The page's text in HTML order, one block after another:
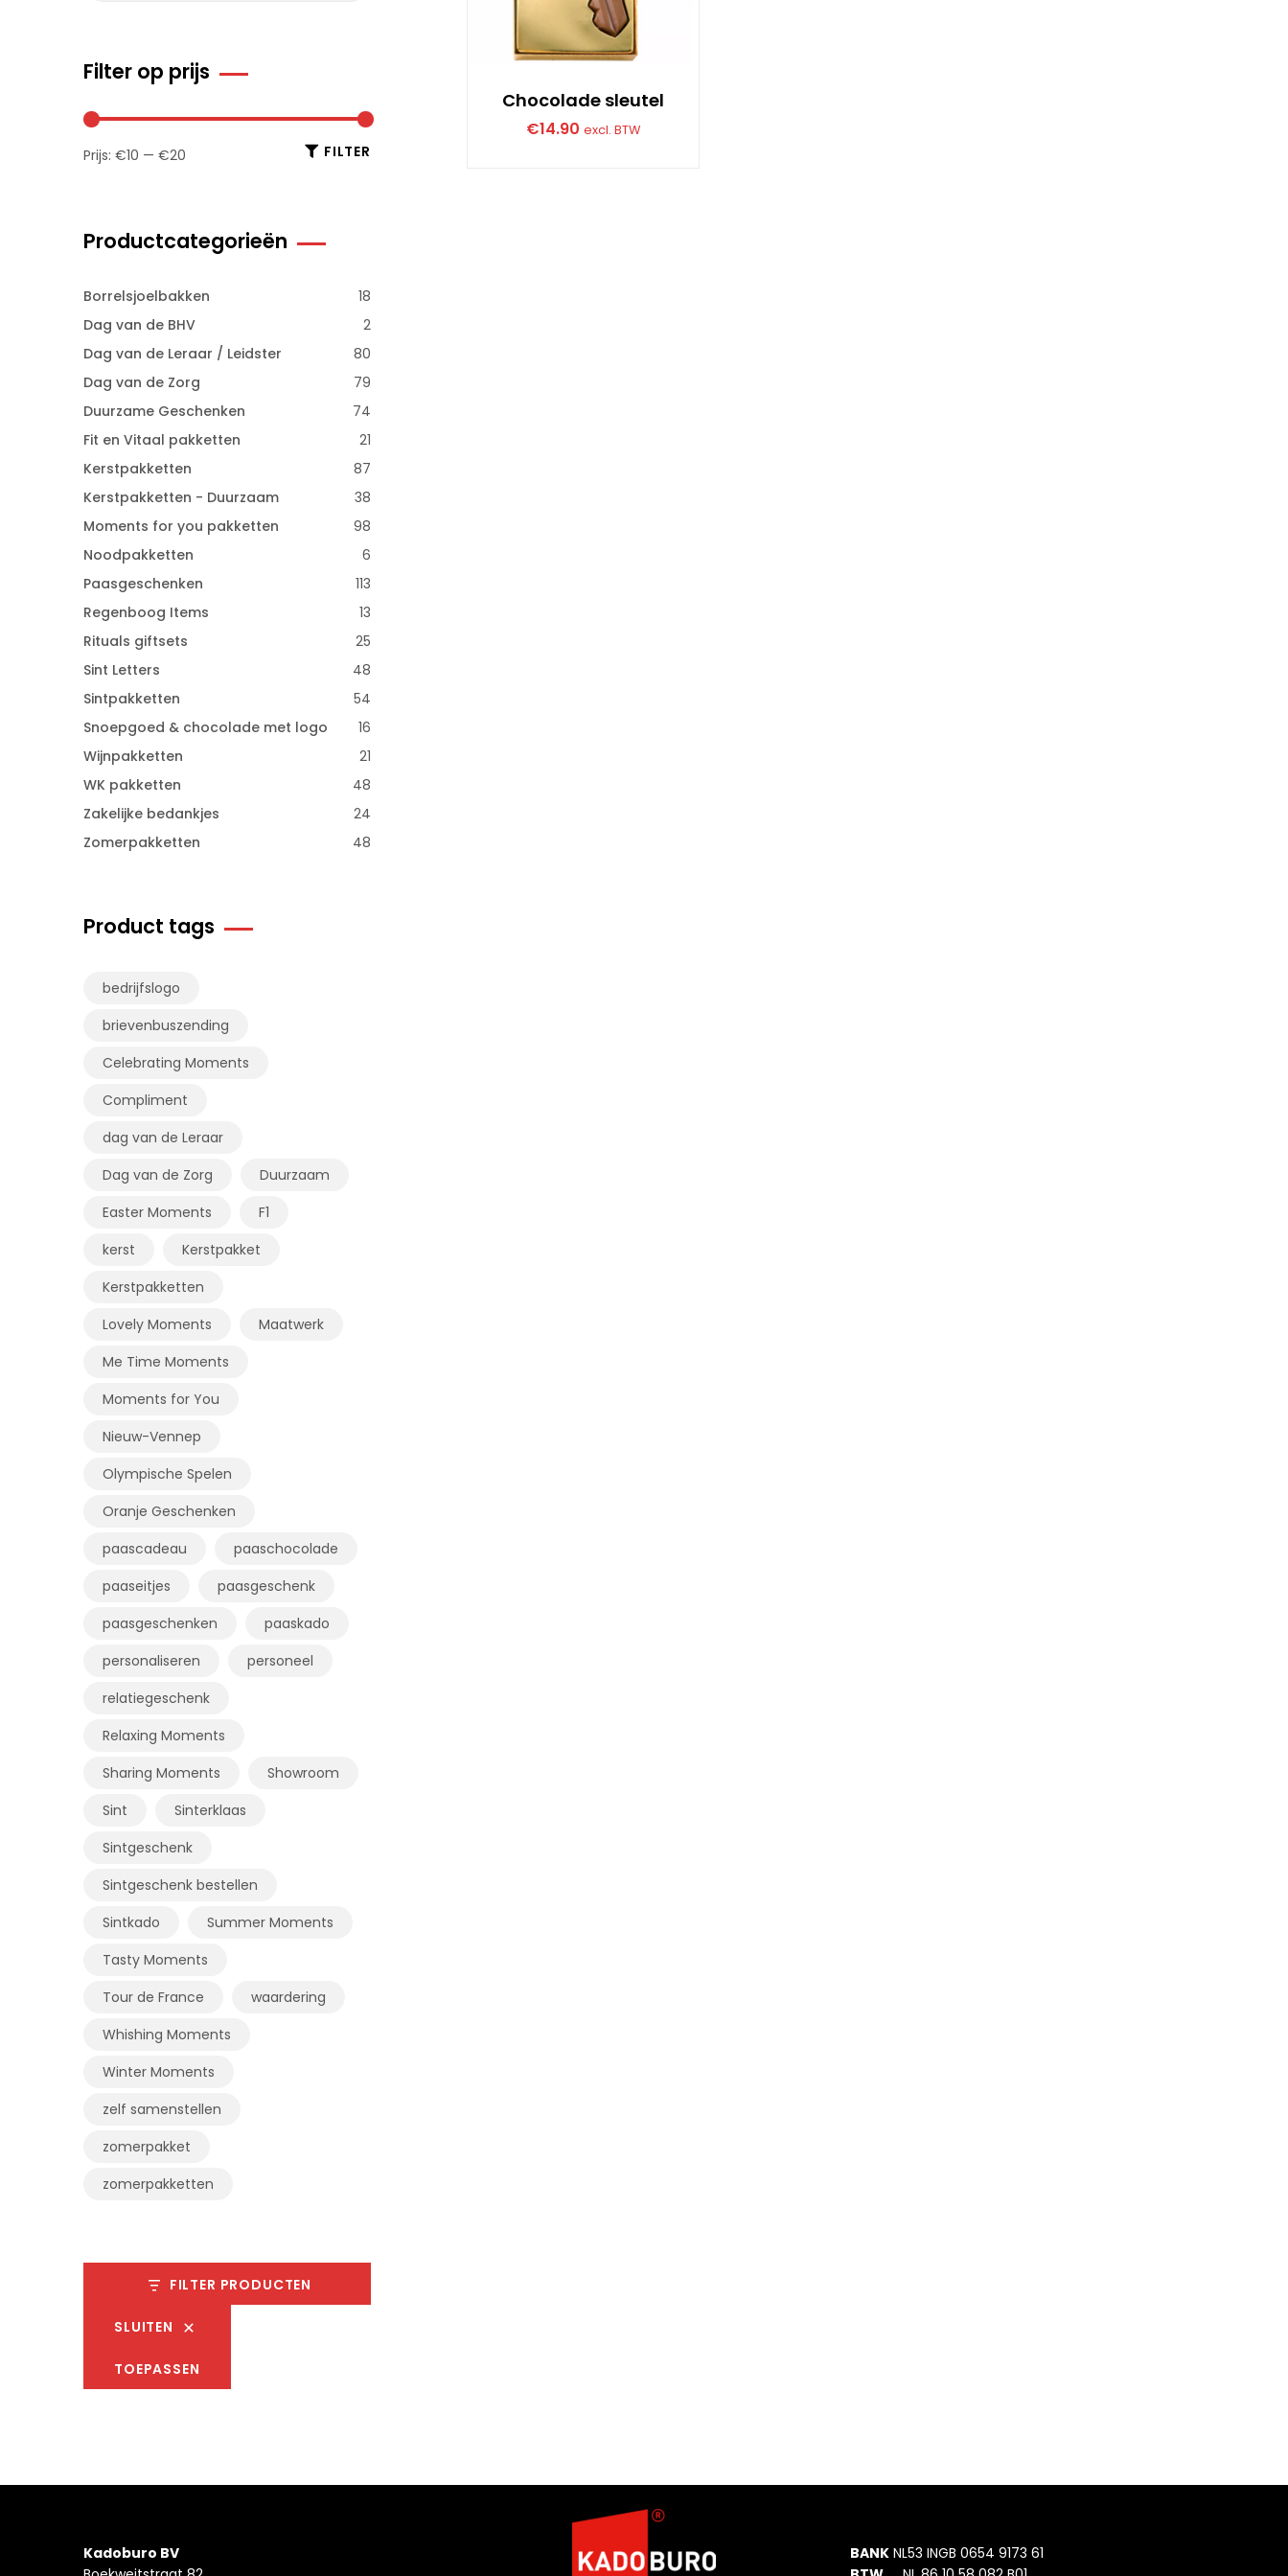
Chocolade sleutel
€14.90 excl. BTW
Filter op prijs
FILTER
Prijs: €10 — €20
Productcategorieën
Borrelsjoelbakken
18
Dag van de BHV
2
Dag van de Leraar / Leidster
80
Dag van de Zorg
79
Duurzame Geschenken
74
Fit en Vitaal pakketten
21
Kerstpakketten
87
Kerstpakketten - Duurzaam
38
Moments for you pakketten
98
Noodpakketten
6
Paasgeschenken
113
Regenboog Items
13
Rituals giftsets
25
Sint Letters
48
Sintpakketten
54
Snoepgoed & chocolade met logo
16
Wijnpakketten
21
WK pakketten
48
Zakelijke bedankjes
24
Zomerpakketten
48
Product tags
bedrijfslogo
brievenbuszending
Celebrating Moments
Compliment
dag van de Leraar
Dag van de Zorg
Duurzaam
Easter Moments
F1
kerst
Kerstpakket
Kerstpakketten
Lovely Moments
Maatwerk
Me Time Moments
Moments for You
Nieuw-Vennep
Olympische Spelen
Oranje Geschenken
paascadeau
paaschocolade
paaseitjes
paasgeschenk
paasgeschenken
paaskado
personaliseren
personeel
relatiegeschenk
Relaxing Moments
Sharing Moments
Showroom
Sint
Sinterklaas
Sintgeschenk
Sintgeschenk bestellen
Sintkado
Summer Moments
Tasty Moments
Tour de France
waardering
Whishing Moments
Winter Moments
zelf samenstellen
zomerpakket
zomerpakketten
FILTER PRODUCTEN
SLUITEN
TOEPASSEN
Kadoburo BV
BANK NL53 INGB 0654 9173 61